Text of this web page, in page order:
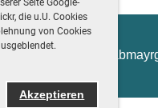
die u.U. Cookies
von Cookies
Akzeptieren
1865,